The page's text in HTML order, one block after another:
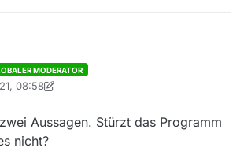
wenn ich ein Abo bearbeite stürzt MV
Drücken auf Okay ab. Der Beachball
da “Programm reagiert nicht”. System ist
Mac Mini mit MacOS 11.2.3. Für Tips bin ich
MODERATOR
08:58
Aussagen. Stürzt das Programm
nicht?